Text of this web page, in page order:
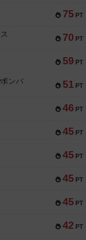
75 PT
70 PT
59 PT
51 PT
ンバ
46 PT
45 PT
45 PT
45 PT
45 PT
42 PT